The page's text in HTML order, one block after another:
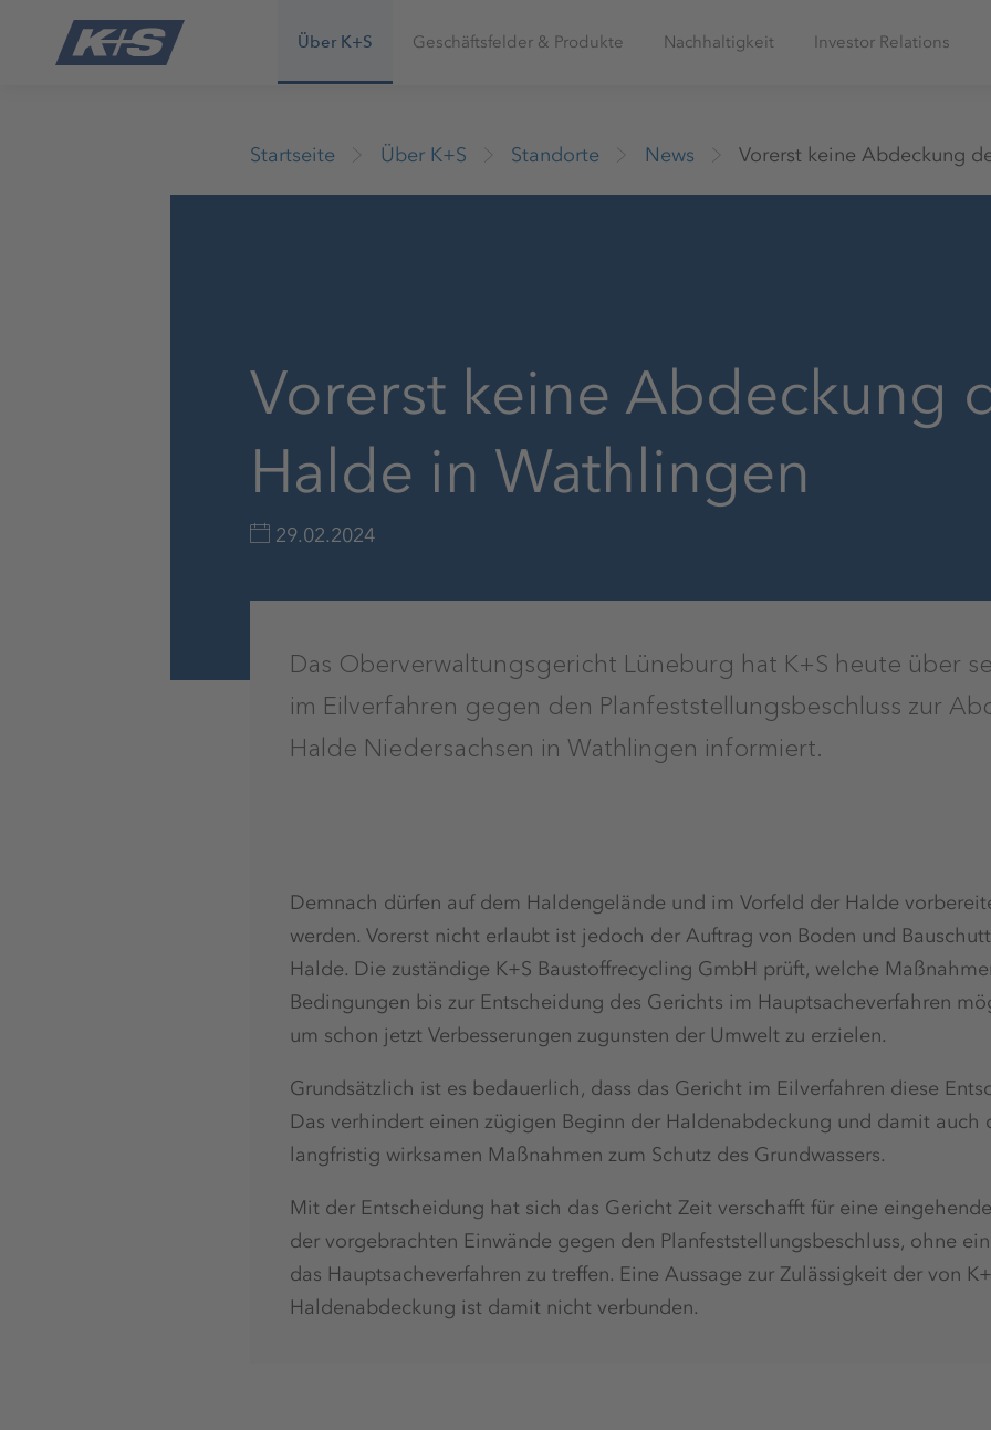
Über K+S Geschäftsfelder & Produkte Nachhaltigkeit Investor Relations
Startseite Über K+S Standorte News Vorerst keine Abdeckung
Vorerst keine Abdeckung
Halde in Wathlingen
29.02.2024
Das Oberverwaltungsgericht Lüneburg hat K+S heute über
im Eilverfahren gegen den Planfeststellungsbeschluss zur
Halde Niedersachsen in Wathlingen informiert.
Demnach dürfen auf dem Haldengelände und im Vorfeld der Halde
werden. Vorerst nicht erlaubt ist jedoch der Auftrag von Boden und
Halde. Die zuständige K+S Baustoffrecycling GmbH prüft, welche
Bedingungen bis zur Entscheidung des Gerichts im Hauptsacheverfahren
um schon jetzt Verbesserungen zugunsten der Umwelt zu erzielen.
Grundsätzlich ist es bedauerlich, dass das Gericht im Eilverfahren diese
Das verhindert einen zügigen Beginn der Haldenabdeckung und damit auch
langfristig wirksamen Maßnahmen zum Schutz des Grundwassers.
Mit der Entscheidung hat sich das Gericht Zeit verschafft für eine
der vorgebrachten Einwände gegen den Planfeststellungsbeschluss, ohne
das Hauptsacheverfahren zu treffen. Eine Aussage zur Zulässigkeit der von
Haldenabdeckung ist damit nicht verbunden.